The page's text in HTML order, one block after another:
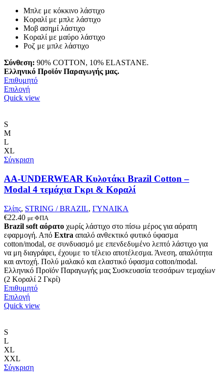
Μπλε με κόκκινο λάστιχο
Κοραλί με μπλε λάστιχο
Μοβ ασημί λάστιχο
Κοραλί με μαύρο λάστιχο
Ροζ με μπλε λάστιχο
Σύνθεση: 90% COTTON, 10% ELASTANE.
Ελληνικό Προϊόν Παραγωγής μας.
Επιθυμητό
ΕπιλογήΑυτό
το
μπορούν
επιλεγούν
στη
σελίδα
προϊόντος
Quick view
S
M
L
XL
Σύγκριση
AA-UNDERWEAR Κυλοτάκι Brazil Cotton –
Modal 4 τεμάχια Γκρι & Κοραλί
Σλίπς, STRING / BRAZIL, ΓΥΝΑΙΚΑ
€22.40 με ΦΠΑ
Brazil soft αόρατο χωρίς λάστιχο στο πίσω μέρος για αόρατη
εφαρμογή. Από Extra απαλό ανθεκτικό φυτικό ύφασμα
cotton/modal, σε συνδυασμό με επενδεδυμένο λεπτό λάστιχο για
να μη διαγράφει, έχουμε το τέλειο αποτέλεσμα. Άνεση, απαλότητα
και αντοχή. Πολύ μαλακό και ελαστικό ύφασμα cotton/modal.
Ελληνικό Προϊόν Παραγωγής μας Συσκευασία τεσσάρων τεμαχίων
(2 Κοραλί 2 Γκρί)
Επιθυμητό
ΕπιλογήΑυτό
το
μπορούν
Quick view
S
L
XL
XXL
Σύγκριση